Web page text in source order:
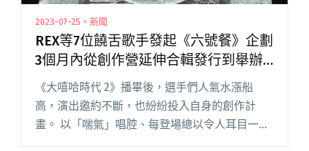
2023-07-25・新聞
REX等7位饒舌歌手發起《六號餐》企劃
3個月內從創作營延伸合輯發行到舉辦
Legacy專場
《大嘻哈時代 2》播畢後，選手們人氣水漲船
高，演出邀約不斷，也紛紛投入自身的創作計
畫。 以「喘氣」唱腔、每登場總以令人耳目一新
的造型現身，擁有極高辨識度的 REX，邀請